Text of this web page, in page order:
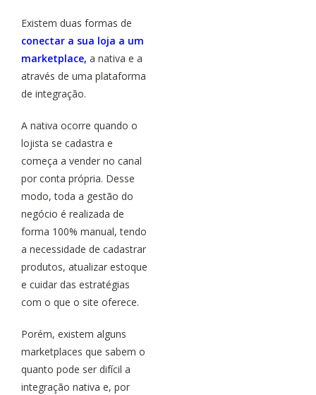
Existem duas formas de
conectar a sua loja a um
marketplace, a nativa e a
através de uma plataforma
de integração.
A nativa ocorre quando o
lojista se cadastra e
começa a vender no canal
por conta própria. Desse
modo, toda a gestão do
negócio é realizada de
forma 100% manual, tendo
a necessidade de cadastrar
produtos, atualizar estoque
e cuidar das estratégias
com o que o site oferece.
Porém, existem alguns
marketplaces que sabem o
quanto pode ser difícil a
integração nativa e, por